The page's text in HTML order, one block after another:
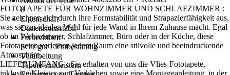
8
Eigenschaft
Dimensionsstabil
Farbechtheit
Sehr gut Lichtbeständig
Verarbeitung
Tapete einkleistern
FOTOTAPETE FÜR WOHNZIMMER UND SCHLAFZIMMER :
Sie zeichnen sich durch ihre Formstabilität und Strapazierfähigkeit aus,
was sie zur idealen Wahl für jede Wand in Ihrem Zuhause macht. Egal
ob im Wohnzimmer, Schlafzimmer, Büro oder in der Küche, diese
Fototapeten verleihen jedem Raum eine stilvolle und beeindruckende
Atmosphäre..
LIEFERUMFANG : Sie erhalten von uns die Vlies-Fototapete,